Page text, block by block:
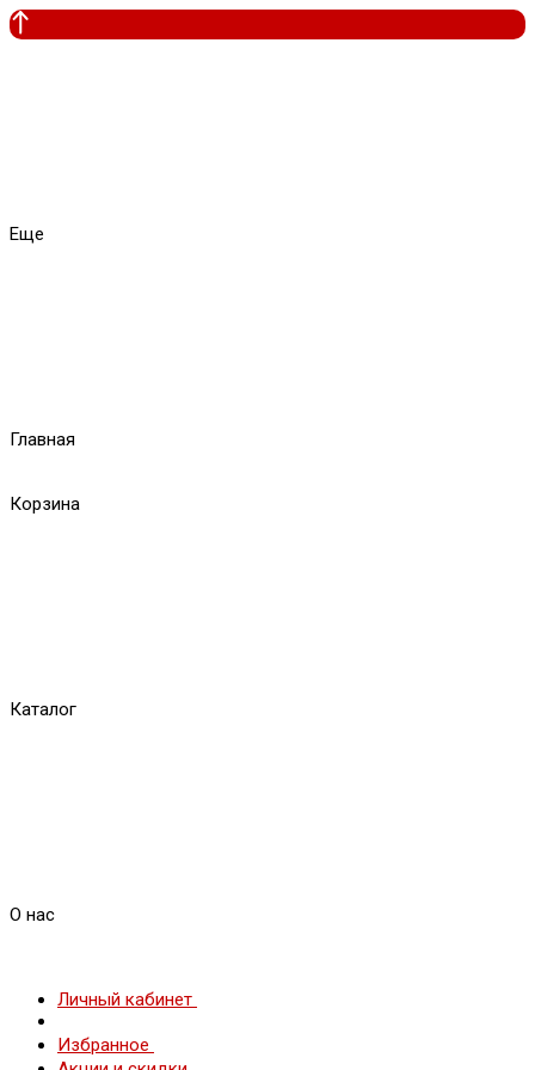
Еще
Главная
Корзина
Каталог
О нас
Личный кабинет
Избранное